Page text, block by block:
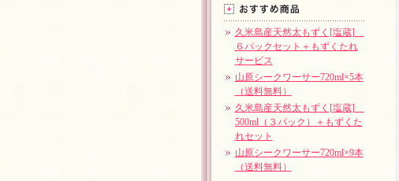
久米島産天然太もずく[塩蔵]
６パックセット＋もずくたれ
サービス
山原シークワーサー720ml×5本
（送料無料）
久米島産天然太もずく[塩蔵]
500ml（３パック）＋もずくた
れセット
山原シークワーサー720ml×9本
（送料無料）